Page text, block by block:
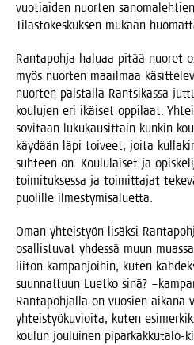
vuo­tiai­den nuor­ten
Tilas­to­kes­kuk­sen mukaan
Ran­ta­poh­ja halu­aa pitää nuo­ret
myös nuor­ten maa­il­maa
nuor­ten pals­tal­la Rant­si­kas­sa
kou­lu­jen eri ikäi­set oppi­laat.
sovi­taan luku­kausit­tain kun­kin
käy­dään läpi toi­veet, joi­ta
suh­teen on. Kou­lu­lai­set ja
toi­mi­tuk­ses­sa ja toi­mit­ta­jat
puo­lil­le ilmestymisaluetta.
Oman yhteis­työn lisäk­si
osal­lis­tu­vat yhdes­sä muun
lii­ton kam­pan­joi­hin, kuten
suun­nat­tuun Luet­ko sinä?
Ran­ta­poh­jal­la on vuo­sien aika­na
yhteis­työ­ku­vioi­ta, kuten
kou­lun jou­lui­nen